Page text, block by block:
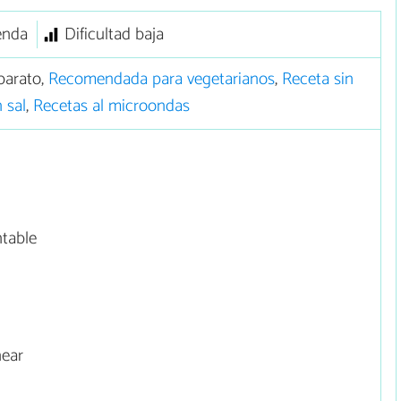
Dificultad baja
Recomendada para vegetarianos,Receta sin
sal,Recetas al microondas